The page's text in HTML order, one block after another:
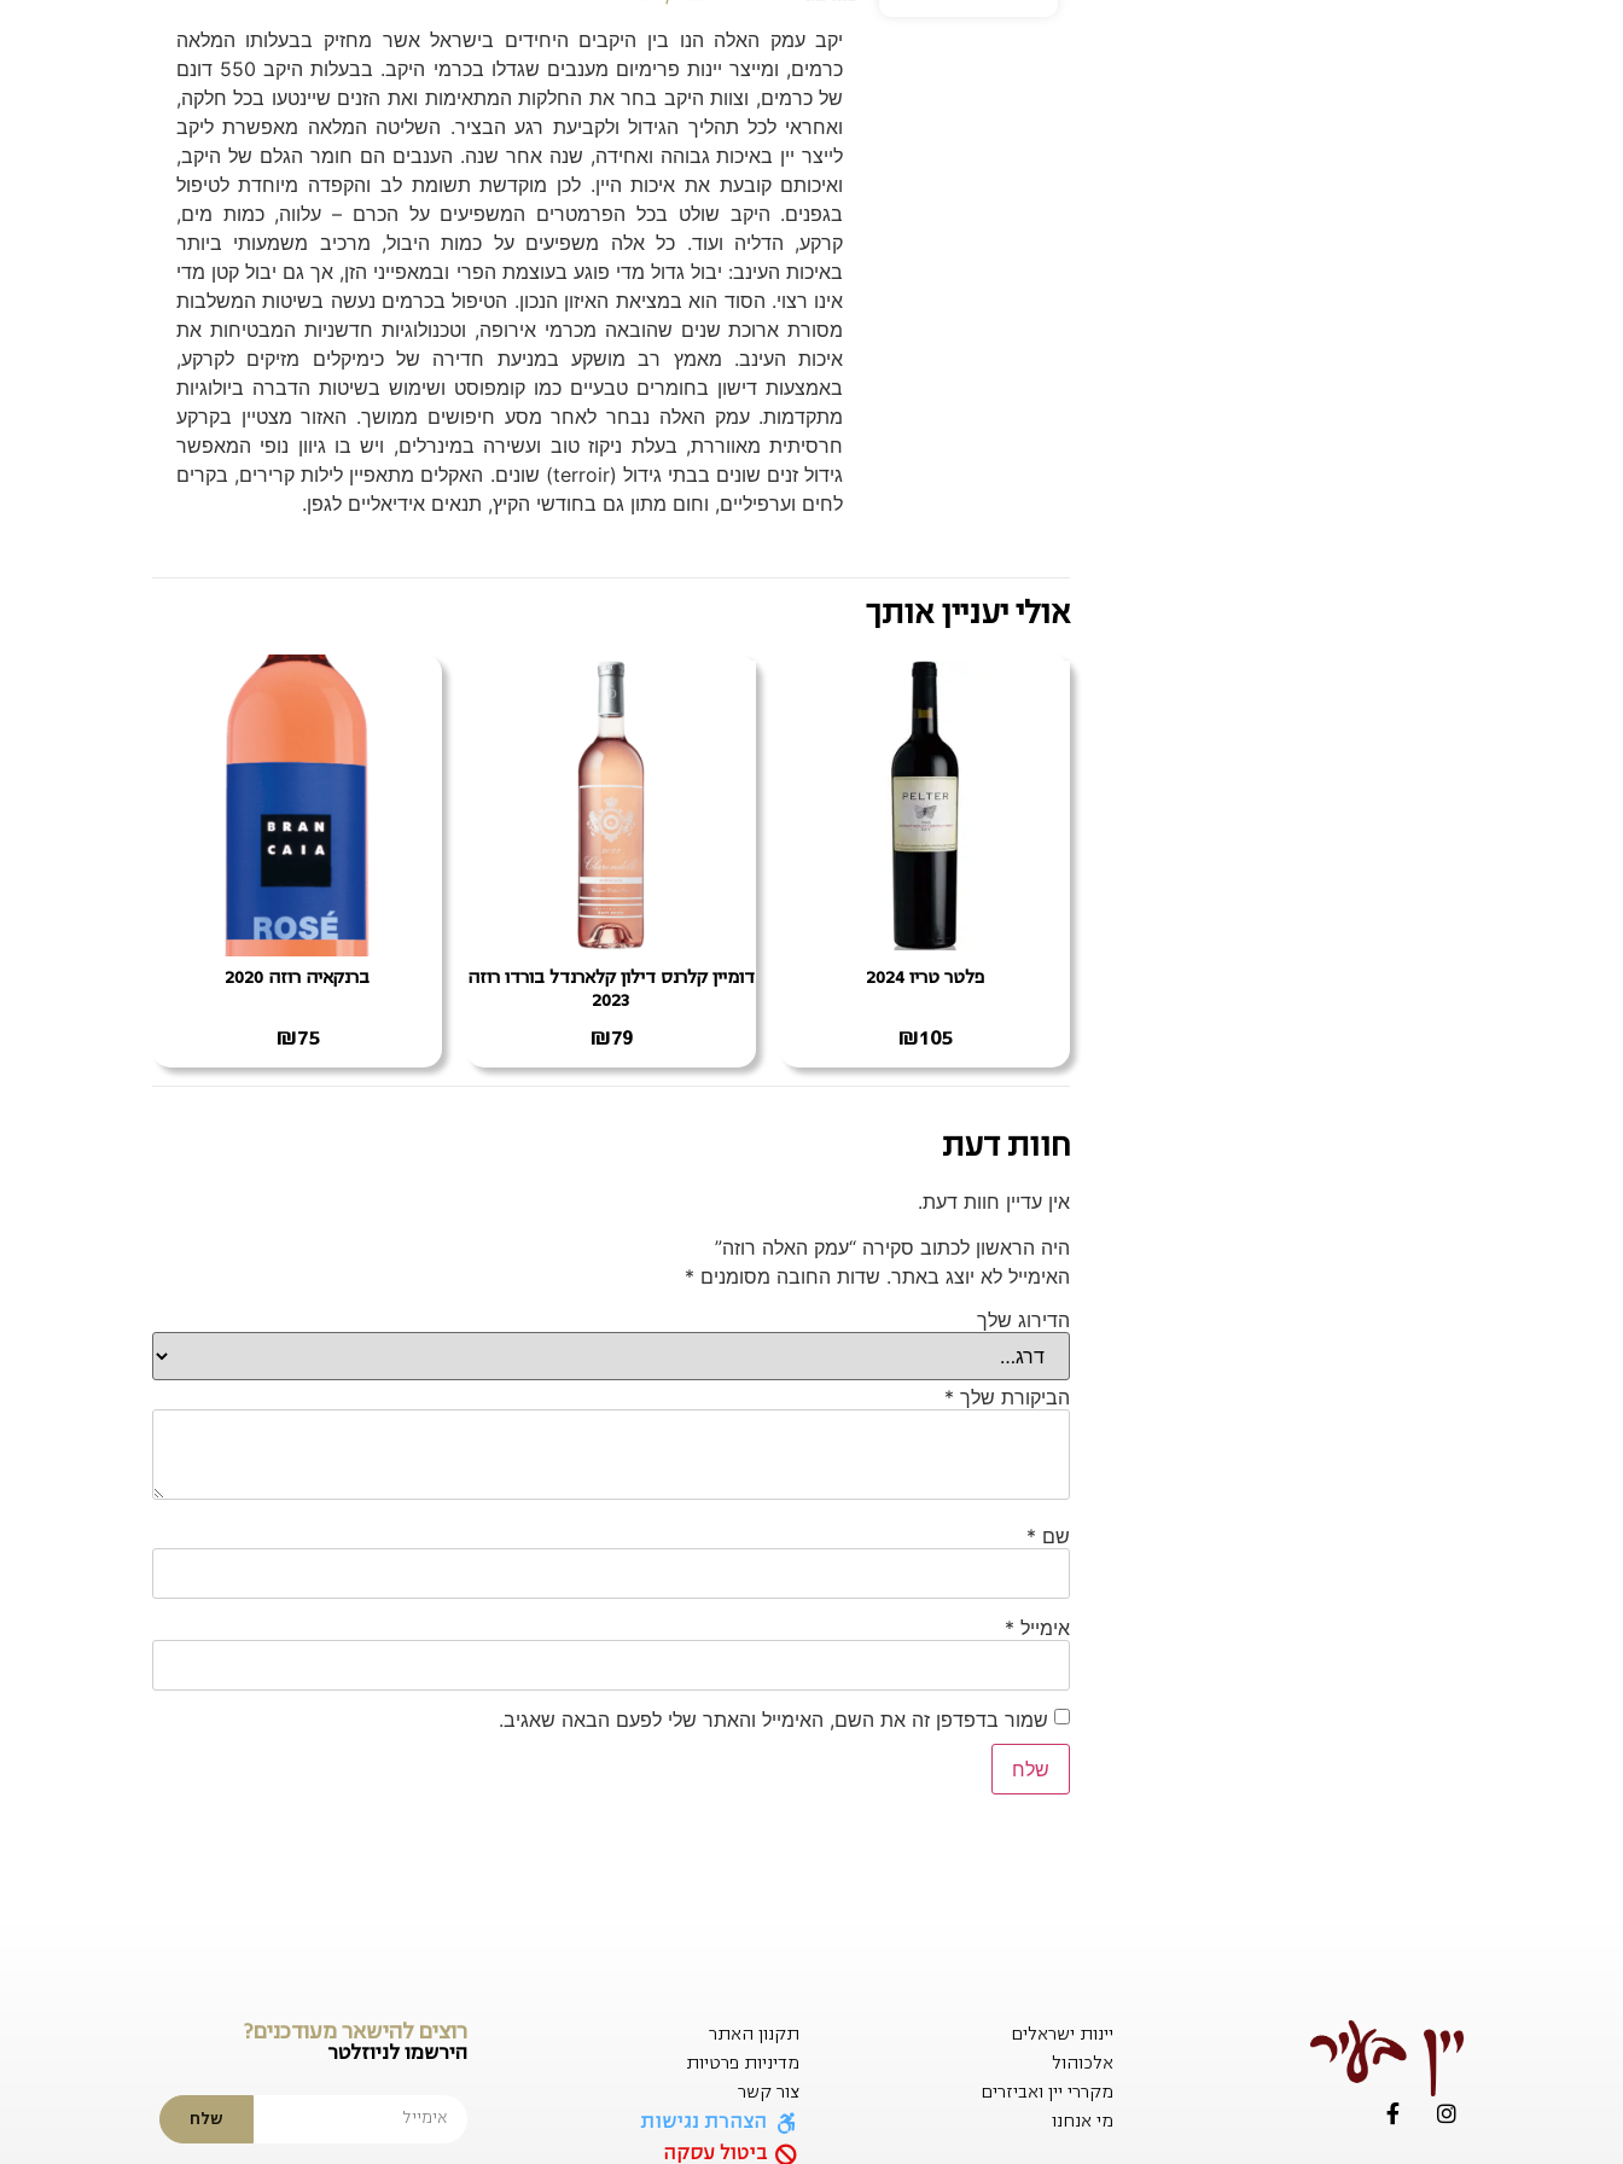
יקב עמק האלה הנו בין היקבים היחידים בישראל אשר מחזיק בבעלותו המלאה
כרמים, ומייצר יינות פרימיום מענבים שגדלו בכרמי היקב. בבעלות היקב 550 דונם
של כרמים, וצוות היקב בחר את החלקות המתאימות ואת הזנים שיינטעו בכל חלקה,
ואחראי לכל תהליך הגידול ולקביעת רגע הבציר. השליטה המלאה מאפשרת ליקב
לייצר יין באיכות גבוהה ואחידה, שנה אחר שנה. הענבים הם חומר הגלם של היקב,
ואיכותם קובעת את איכות היין. לכן מוקדשת תשומת לב והקפדה מיוחדת לטיפול
בגפנים. היקב שולט בכל הפרמטרים המשפיעים על הכרם – עלווה, כמות מים,
קרקע, הדליה ועוד. כל אלה משפיעים על כמות היבול, מרכיב משמעותי ביותר
באיכות העינב: יבול גדול מדי פוגע בעוצמת הפרי ובמאפייני הזן, אך גם יבול קטן מדי
אינו רצוי. הסוד הוא במציאת האיזון הנכון. הטיפול בכרמים נעשה בשיטות המשלבות
מסורת ארוכת שנים שהובאה מכרמי אירופה, וטכנולוגיות חדשניות המבטיחות את
איכות העינב. מאמץ רב מושקע במניעת חדירה של כימיקלים מזיקים לקרקע,
באמצעות דישון בחומרים טבעיים כמו קומפוסט ושימוש בשיטות הדברה ביולוגיות
מתקדמות. עמק האלה נבחר לאחר מסע חיפושים ממושך. האזור מצטיין בקרקע
חרסיתית מאווררת, בעלת ניקוז טוב ועשירה במינרלים, ויש בו גיוון נופי המאפשר
גידול זנים שונים בבתי גידול (terroir) שונים. האקלים מתאפיין לילות קרירים, בקרים
לחים וערפיליים, וחום מתון גם בחודשי הקיץ, תנאים אידיאליים לגפן.
אולי יעניין אותך
פלטר טריו 2024
₪105
דומיין קלרנס דילון קלארנדל בורדו רוזה
2023
₪79
ברנקאיה רוזה 2020
₪75
חוות דעת
אין עדיין חוות דעת.
היה הראשון לכתוב סקירה “עמק האלה רוזה”
האימייל לא יוצג באתר. שדות החובה מסומנים *
הדירוג שלך
הביקורת שלך *
שם *
אימייל *
שמור בדפדפן זה את השם, האימייל והאתר שלי לפעם הבאה שאגיב.
יינות ישראלים
אלכוהול
מקררי יין ואביזרים
מי אנחנו
תקנון האתר
מדיניות פרטיות
צור קשר
הצהרת נגישות
ביטול עסקה
רוצים להישאר מעודכנים?
הירשמו לניוזלטר
שלח